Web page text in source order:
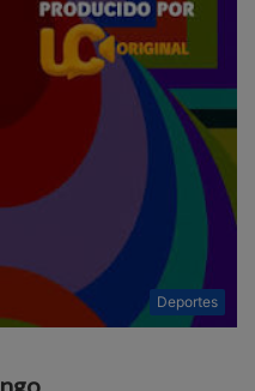
Deportes